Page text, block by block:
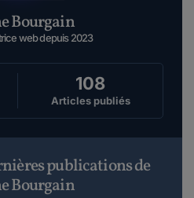
Bourgain
web depuis 2023
108
Articles publiés
publications de
Bourgain